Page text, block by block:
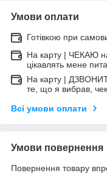
Умови оплати
Готівкою при
На карту | ЧЕКАЮ
цікавлять мене
На карту |
те, що я вибрав,
Всі умови оплати
Умови повернення
Повернення товару